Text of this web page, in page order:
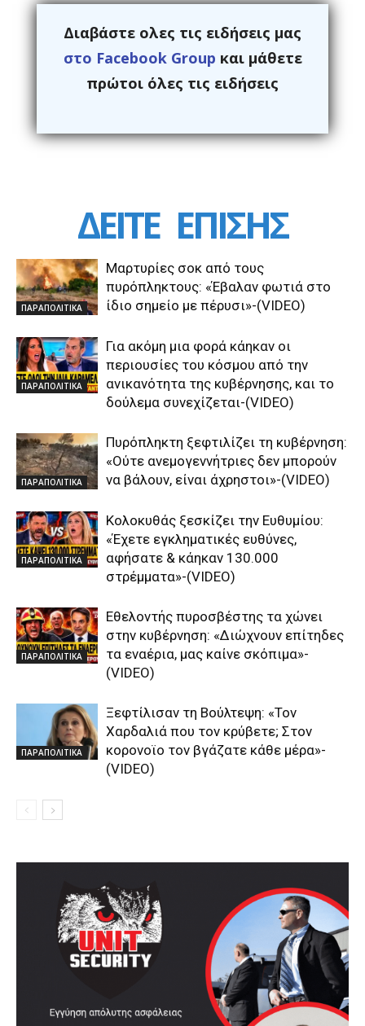
Διαβάστε ολες τις ειδήσεις μας
στο Facebook Group και μάθετε
πρώτοι όλες τις ειδήσεις
ΔΕΙΤΕ ΕΠΙΣΗΣ
ΠΑΡΑΠΟΛΙΤΙΚΑ
Μαρτυρίες σοκ από τους
πυρόπληκτους: «Έβαλαν φωτιά στο
ίδιο σημείο με πέρυσι»-(VIDEO)
ΠΑΡΑΠΟΛΙΤΙΚΑ
Για ακόμη μια φορά κάηκαν οι
περιουσίες του κόσμου από την
ανικανότητα της κυβέρνησης, και το
δούλεμα συνεχίζεται-(VIDEO)
ΠΑΡΑΠΟΛΙΤΙΚΑ
Πυρόπληκτη ξεφτιλίζει τη κυβέρνηση:
«Ούτε ανεμογεννήτριες δεν μπορούν
να βάλουν, είναι άχρηστοι»-(VIDEO)
ΠΑΡΑΠΟΛΙΤΙΚΑ
Κολοκυθάς ξεσκίζει την Ευθυμίου:
«Έχετε εγκληματικές ευθύνες,
αφήσατε & κάηκαν 130.000
στρέμματα»-(VIDEO)
ΠΑΡΑΠΟΛΙΤΙΚΑ
Εθελοντής πυροσβέστης τα χώνει
στην κυβέρνηση: «Διώχνουν επίτηδες
τα εναέρια, μας καίνε σκόπιμα»-
(VIDEO)
ΠΑΡΑΠΟΛΙΤΙΚΑ
Ξεφτίλισαν τη Βούλτεψη: «Τον
Χαρδαλιά που τον κρύβετε; Στον
κορονοϊο τον βγάζατε κάθε μέρα»-
(VIDEO)